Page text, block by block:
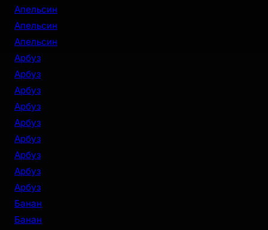
Апельсин
Апельсин
Апельсин
Арбуз
Арбуз
Арбуз
Арбуз
Арбуз
Арбуз
Арбуз
Арбуз
Арбуз
Банан
Банан